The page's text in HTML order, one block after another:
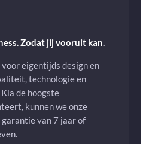
Zodat jij vooruit kan.
eigentijds design en
technologie en
de hoogste
kunnen we onze
van 7 jaar of